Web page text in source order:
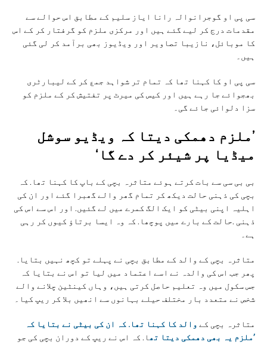
سی پی او گوجرانوالہ رانا ایاز سلیم کے مطابق اس حوالے سے
مقدمات درج کر لیے گئے ہیں اور مرکزی ملزم کو گرفتار کر کے اس
کا موبائل، نازیبا تصاویر اور ویڈیوز بھی برآمد کر لی گئی
ہیں۔
سی پی او کا کہنا تھا کہ تمام تر شواہد جمع کر کے لیبارٹری
بھجوائے جا رہے ہیں اور کیس کی میرٹ پر تفتیش کر کے ملزم کو
سزا دلوائی جائے گی۔
’ملزم دھمکی دیتا کہ ویڈیو سوشل
میڈیا پر شیئر کر دے گا‘
بی بی سی سے بات کرتے ہوئے متاثرہ بچی کے باپ کا کہنا تھا. کہ
بچی کی ذہنی حالت دیکھ کر تمام گھر والے گھبرا گئے اور ان کی
اہلیہ اپنی بیٹی کو ایک الگ کمرے میں لے گئیں. اور اس سے اس کی
ذہنی .حالت کے بارے میں پوچھا. کہ وہ ایسا برتاؤ کیوں کر رہی
ہے۔
متاثرہ بچی کے والد کے مطابق بچی نے پہلے تو کچھ نہیں بتایا.
پھر جب اس کی والدہ نے اسے اعتماد میں لیا تو اس نے بتایا کہ
جس سکول میں وہ تعلیم حاصل کرتی ہیں، وہاں کینٹین چلانے والے
شخص نے متعدد بار مختلف حیلے بہانوں سے انھیں بلا کر ریپ کیا۔
متاثرہ بچی کے والد کا کہنا تھا. کہ ان کی بیٹی نے بتایا کہ
’ملزم یہ بھی دھمکی دیتا تھا. کہ اس نے ریپ کے دوران بچی کی جو